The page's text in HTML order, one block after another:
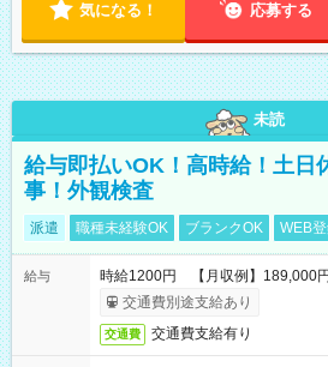
気になる！ 応募する
未読
給与即払いOK！高時給！土日
事！外観検査
派遣 職種未経験OK ブランクOK WEB
給与
時給1200円 【月収例】189,000
交通費別途支給あり
交通費 交通費支給有り